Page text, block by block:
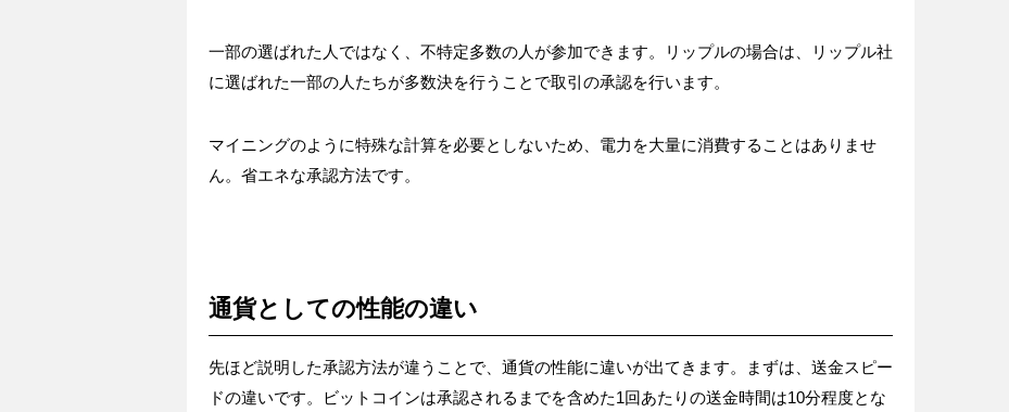
一部の選ばれた人ではなく、不特定多数の人が参加できます。リップルの場合は、リップル社
に選ばれた一部の人たちが多数決を行うことで取引の承認を行います。
マイニングのように特殊な計算を必要としないため、電力を大量に消費することはありませ
ん。省エネな承認方法です。
通貨としての性能の違い
先ほど説明した承認方法が違うことで、通貨の性能に違いが出てきます。まずは、送金スピー
ドの違いです。ビットコインは承認されるまでを含めた1回あたりの送金時間は10分程度とな